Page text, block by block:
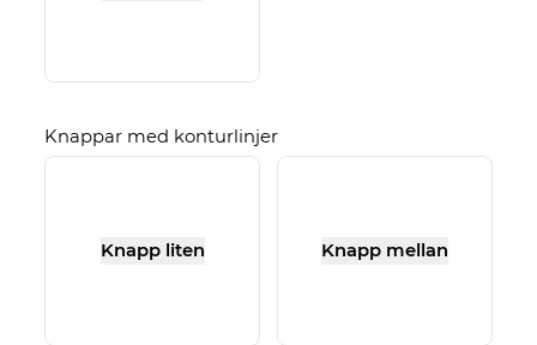
Knappar med konturlinjer
Knapp liten Knapp mellan